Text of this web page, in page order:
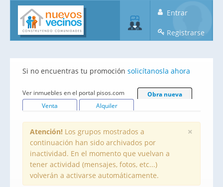
Entrar
Registrarse
Si no encuentras tu promoción solicítanosla ahora
Ver inmuebles en el portal pisos.com
Obra nueva
Venta
Alquiler
×
Atención! Los grupos mostrados a
continuación han sido archivados por
inactividad. En el momento que vuelvan a
tener actividad (mensajes, fotos, etc...)
volverán a activarse automáticamente.